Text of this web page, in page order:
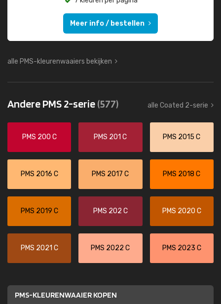
Meer info / bestellen
alle PMS-kleurenwaaiers bekijken
Andere PMS 2-serie(577) alle Coated 2-serie
PMS 200 C PMS 201 C PMS 2015 C
PMS 2016 C PMS 2017 C PMS 2018 C
PMS 2019 C PMS 202 C PMS 2020 C
PMS 2021 C PMS 2022 C PMS 2023 C
PMS-KLEURENWAAIER KOPEN